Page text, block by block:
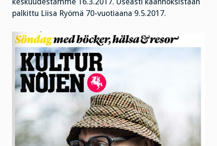
palkittu Liisa Ryömä 70-vuotiaana 9.5.2017.